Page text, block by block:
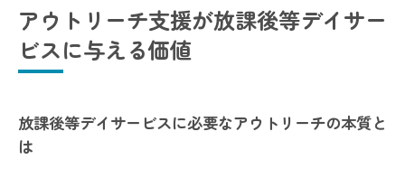
援価値
従来型との違いから見るアウトリーチの強
法の進化
アウトリーチ支援が放課後等デイサー
ビスに与える価値
放課後等デイサービスに必要なアウトリーチの本質と
は